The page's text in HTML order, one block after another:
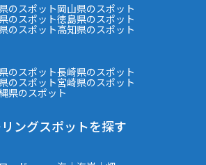
のスポット岡山県のスポット
のスポット徳島県のスポット
のスポット高知県のスポット
のスポット長崎県のスポット
のスポット宮崎県のスポット
県のスポット
ングスポットを探す